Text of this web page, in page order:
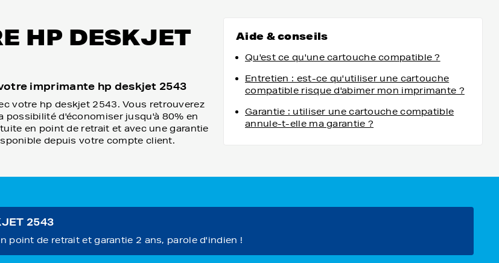
HP DESKJET
imprimante hp deskjet 2543
votre hp deskjet 2543. Vous retrouverez
possibilité d'économiser jusqu'à 80% en
en point de retrait et avec une garantie
depuis votre compte client.
Aide & conseils
Qu'est ce qu'une cartouche compatible ?
Entretien : est-ce qu'utiliser une cartouche
compatible risque d'abimer mon imprimante ?
Garantie : utiliser une cartouche compatible
annule-t-elle ma garantie ?
2543
point de retrait et garantie 2 ans, parole d'indien !